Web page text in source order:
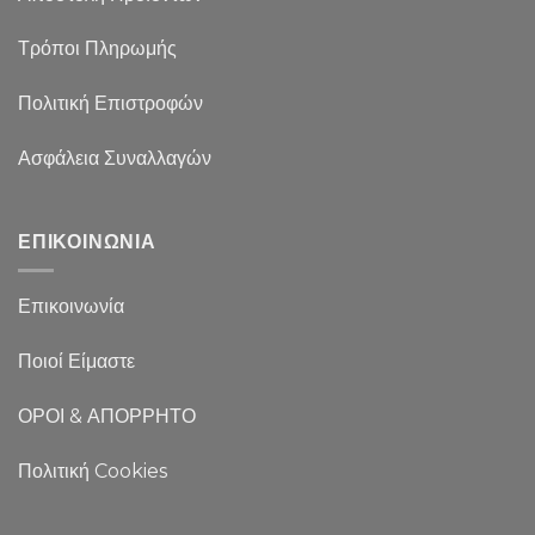
Τρόποι Πληρωμής
Πολιτική Επιστροφών
Ασφάλεια Συναλλαγών
ΕΠΙΚΟΙΝΩΝΙΑ
Επικοινωνία
Ποιοί Είμαστε
ΟΡΟΙ & ΑΠΟΡΡΗΤΟ
Πολιτική Cookies